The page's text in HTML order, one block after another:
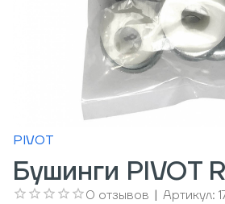
PIVOT
Бушинги PIVOT
0 отзывов | Артикул: